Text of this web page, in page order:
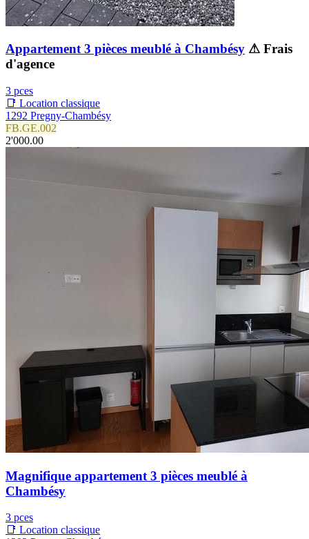
Appartement 3 pièces meublé à Chambésy ⚠ Frais
d'agence
3 pces
📑 Location classique
1292 Pregny-Chambésy
FB.GE.002
2'000.00
Magnifique appartement 3 pièces meublé à
Chambésy
3 pces
📑 Location classique